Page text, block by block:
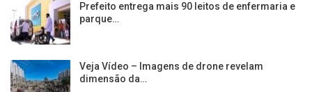
Prefeito entrega mais 90 leitos de enfermaria e
parque…
Veja Vídeo – Imagens de drone revelam
dimensão da…